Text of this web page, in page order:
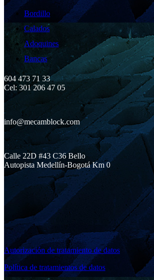
Bordillo
Calados
Adoquines
Bancas
604 473 71 33
Cel: 301 206 47 05
info@mecamblock.com
Calle 22D #43 C36 Bello
Autopista Medellín-Bogotá Km 0
Autorización de tratamiento de datos
Política de tratamientos de datos